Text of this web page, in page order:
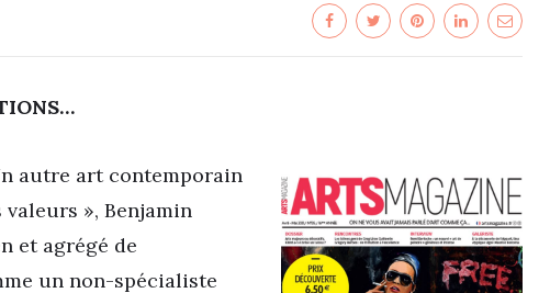
autre art contemporain
», Benjamin
et agrégé de
un non-spécialiste